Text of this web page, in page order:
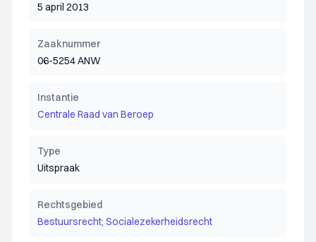
5 april 2013
Zaaknummer
06-5254 ANW
Instantie
Centrale Raad van Beroep
Type
Uitspraak
Rechtsgebied
Bestuursrecht; Socialezekerheidsrecht